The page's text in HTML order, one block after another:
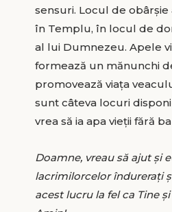
sensuri. Locul de obârșie
în Templu, în locul de
al lui Dumnezeu. Apele
formează un mănunchi
promovează viața
sunt câteva locuri
vrea să ia apa vieții fără
Doamne, vreau să ajut și
lacrimilorcelor îndurerați
acest lucru la fel ca Tine